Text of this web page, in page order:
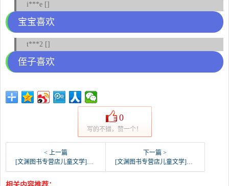
i***e []
宝宝喜欢
t***2 []
侄子喜欢
0
写的不错，赞一个！
< 上一篇
[文渊图书专营店儿童文学]【老师推荐】小巴掌童话注音版 经典百月销量706件仅售9.9元
下一篇 >
[文渊图书专营店儿童文学]【老师推荐】月光下的肚肚狼注音版小学月销量603件仅售9.9元